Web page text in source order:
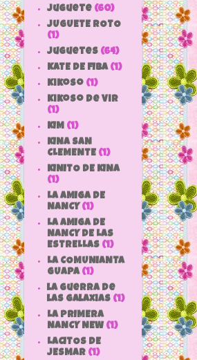
juguete (60)
JUGUETE ROTO
(1)
Juguetes (64)
KATE DE FIBA (1)
Kikoso (1)
Kikoso de Vir
(1)
KIM (1)
KINA SAN
CLEMENTE (1)
KINITO DE KINA
(1)
LA AMIGA DE
NANCY (1)
LA AMIGA DE
NANCY DE LAS
ESTRELLAS (1)
LA COMUNIANTA
GUAPA (1)
la guerra de
las galaxias (1)
LA PRIMERA
NANCY NEW (1)
LACITOS DE
JESMAR (1)